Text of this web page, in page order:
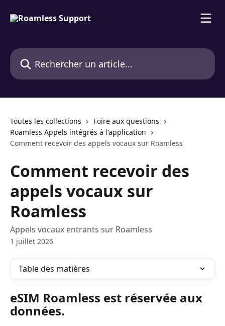
Rechercher un article...
Toutes les collections
Foire aux questions
Roamless Appels intégrés à l'application
Comment recevoir des appels vocaux sur Roamless
Comment recevoir des
appels vocaux sur
Roamless
Appels vocaux entrants sur Roamless
1 juillet 2026
Table des matières
eSIM Roamless est réservée aux
données.